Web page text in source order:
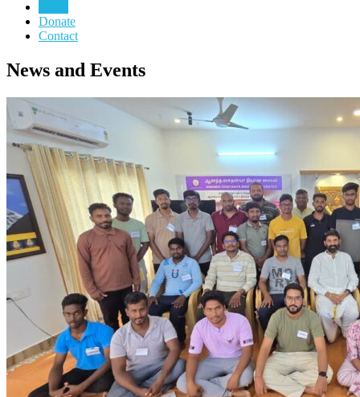
Donate
Contact
News and Events